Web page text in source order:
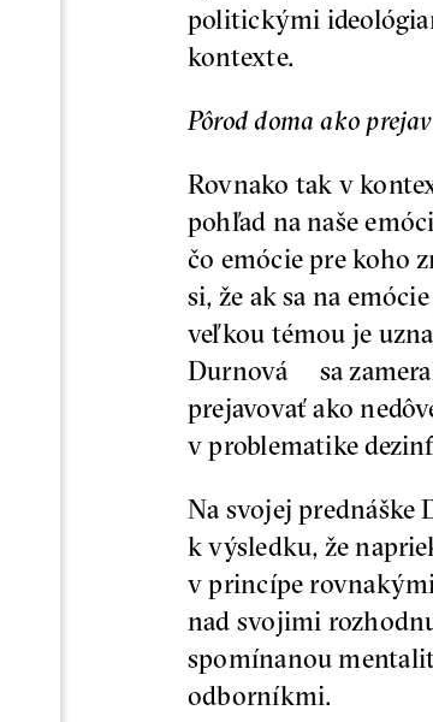
politickými
kontexte.
Pôrod doma ako
Rovnako tak v
pohľad na naše
čo emócie pre koho
si, že ak sa na
veľkou témou je
Durnová sa
prejavovať ako
v problematike
Na svojej prednáške
k výsledku, že
v princípe
nad svojimi
spomínanou
odborníkmi.